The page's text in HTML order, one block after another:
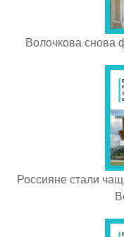
Волочкова снова
Россияне стали